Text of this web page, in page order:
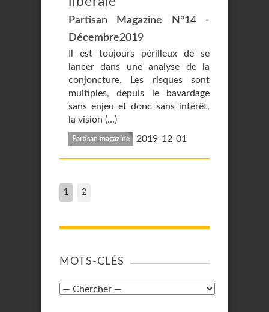
Partisan Magazine N°14 -
Décembre2019
Il est toujours périlleux de se
lancer dans une analyse de la
conjoncture. Les risques sont
multiples, depuis le bavardage
sans enjeu et donc sans intérêt,
la vision (…)
Partisan magazine 2019-12-01
1 2
MOTS-CLÉS